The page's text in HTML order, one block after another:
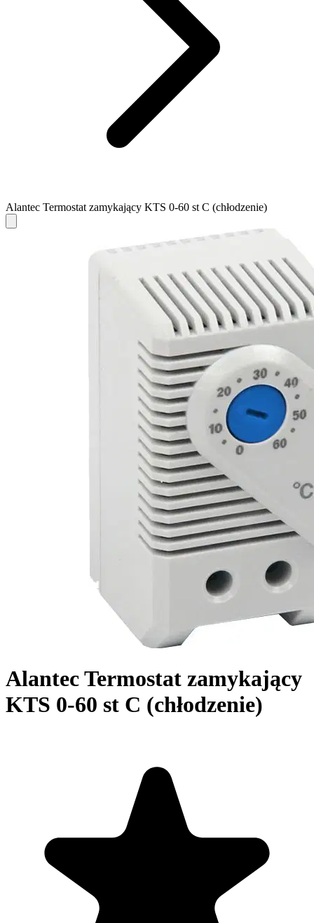
Alantec Termostat zamykający KTS 0-60 st C (chłodzenie)
Alantec Termostat zamykający
KTS 0-60 st C (chłodzenie)